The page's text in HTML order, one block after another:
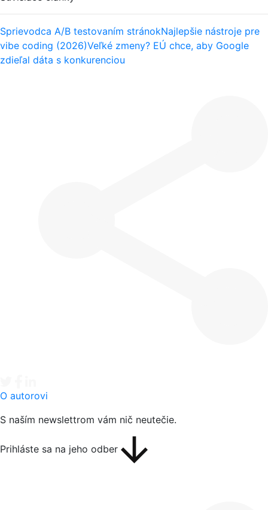
Sprievodca A/B testovaním stránokNajlepšie nástroje pre
vibe coding (2026)Veľké zmeny? EÚ chce, aby Google
zdieľal dáta s konkurenciou
O autorovi
S naším newslettrom vám nič neutečie.
Prihláste sa na jeho odber